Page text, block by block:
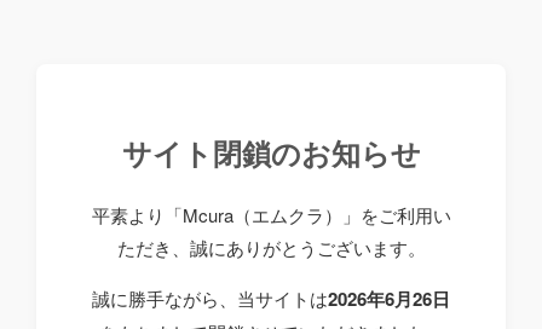
サイト閉鎖のお知らせ
平素より「Mcura（エムクラ）」をご利用い
ただき、誠にありがとうございます。
誠に勝手ながら、当サイトは2026年6月26日